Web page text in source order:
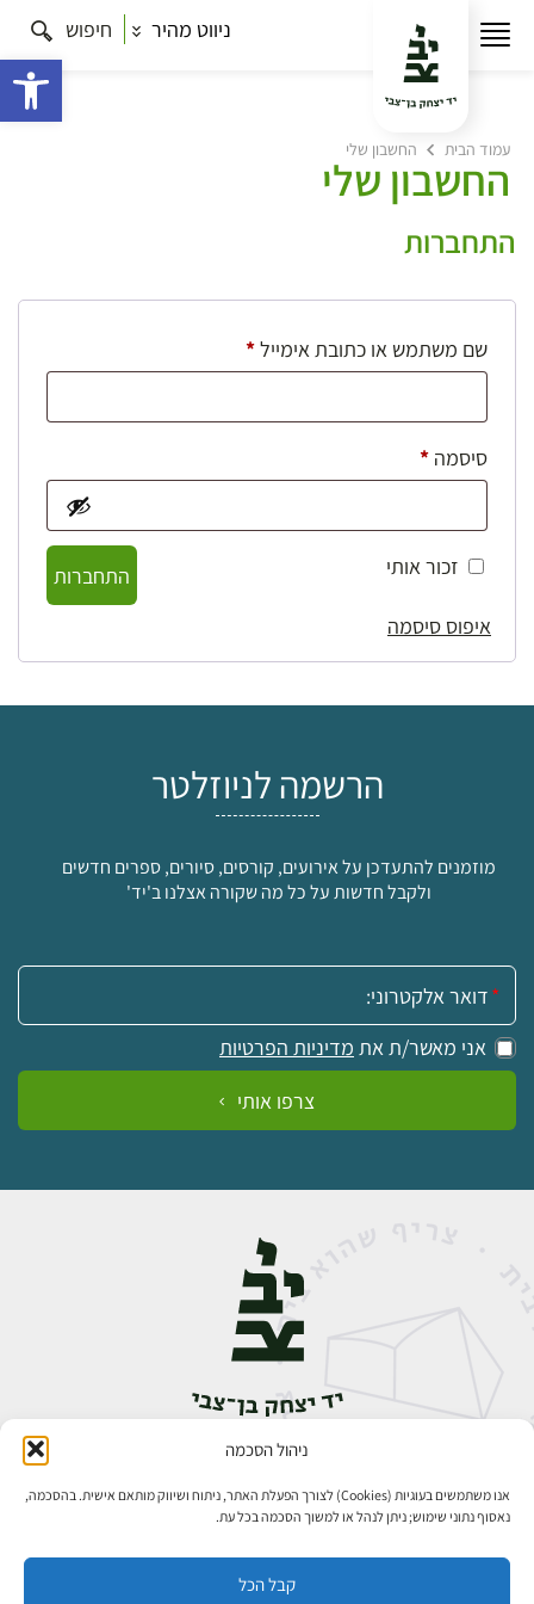
ניהול הסכמה
אנו משתמשים בעוגיות (Cookies) לצורך הפעלת האתר, ניתוח ושיווק מותאם אישית. בהסכמה,
נאסוף נתוני שימוש; ניתן לנהל או למשוך הסכמה בכל עת.
קבל הכל
ניווט מהיר חיפוש
עמוד הבית החשבון שלי
החשבון שלי
התחברות
שם משתמש או כתובת אימייל*חובה
סיסמה *חובה
זכור אותי
התחברות
איפוס סיסמה
הרשמה לניוזלטר
מוזמנים להתעדכן על אירועים, קורסים, סיורים, ספרים חדשים
ולקבל חדשות על כל מה שקורה אצלנו ב'יד'
אימייל:
אני מאשר/ת את מדיניות הפרטיות
צרפו אותי
אבן גבירול 14, רחביה, ירושלים